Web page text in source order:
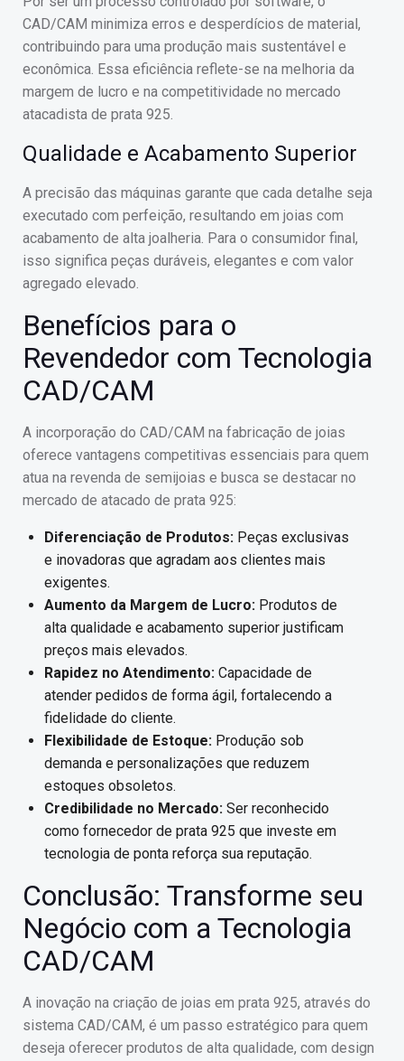
CAD/CAM minimiza erros e desperdícios de material,
contribuindo para uma produção mais sustentável e
econômica. Essa eficiência reflete-se na melhoria da
margem de lucro e na competitividade no mercado
atacadista de prata 925.
Qualidade e Acabamento Superior
A precisão das máquinas garante que cada detalhe seja
executado com perfeição, resultando em joias com
acabamento de alta joalheria. Para o consumidor final,
isso significa peças duráveis, elegantes e com valor
agregado elevado.
Benefícios para o
Revendedor com Tecnologia
CAD/CAM
A incorporação do CAD/CAM na fabricação de joias
oferece vantagens competitivas essenciais para quem
atua na revenda de semijoias e busca se destacar no
mercado de atacado de prata 925:
Diferenciação de Produtos: Peças exclusivas
e inovadoras que agradam aos clientes mais
exigentes.
Aumento da Margem de Lucro: Produtos de
alta qualidade e acabamento superior justificam
preços mais elevados.
Rapidez no Atendimento: Capacidade de
atender pedidos de forma ágil, fortalecendo a
fidelidade do cliente.
Flexibilidade de Estoque: Produção sob
demanda e personalizações que reduzem
estoques obsoletos.
Credibilidade no Mercado: Ser reconhecido
como fornecedor de prata 925 que investe em
tecnologia de ponta reforça sua reputação.
Conclusão: Transforme seu
Negócio com a Tecnologia
CAD/CAM
A inovação na criação de joias em prata 925, através do
sistema CAD/CAM, é um passo estratégico para quem
deseja oferecer produtos de alta qualidade, com design